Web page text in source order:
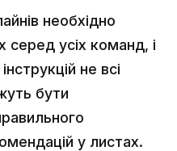
необхідно
серед усіх команд, і
не всі
бути
у листах.